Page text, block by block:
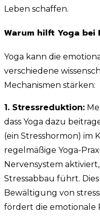
Leben schaffen.
Warum hilft Yoga bei
Yoga kann die
verschiedene
Mechanismen stärken:
1. Stressreduktion:
dass Yoga dazu
(ein Stresshormon) im
regelmäßige Yoga-
Nervensystem
Stressabbau führt.
Bewältigung von
fördert die emotionale